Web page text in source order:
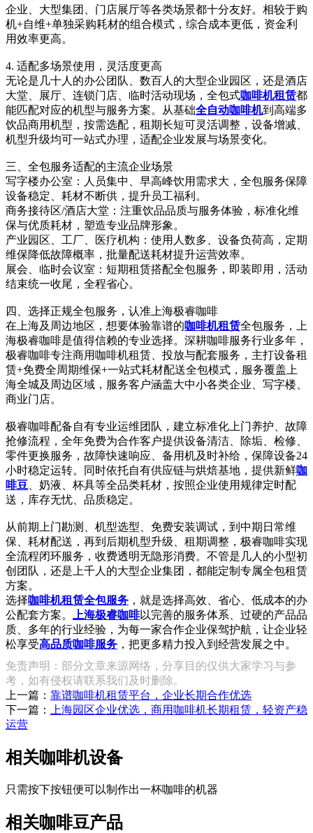
企业、大型集团、门店展厅等各类场景都十分友好。相较于购
机+自维+单独采购耗材的组合模式，综合成本更低，资金利
用效率更高。
4. 适配多场景使用，灵活度更高
无论是几十人的办公团队、数百人的大型企业园区，还是酒店
大堂、展厅、连锁门店、临时活动现场，全包式咖啡机租赁都
能匹配对应的机型与服务方案。从基础全自动咖啡机到高端多
饮品商用机型，按需选配，租期长短可灵活调整，设备增减、
机型升级均可一站式办理，适配企业发展与场景变化。
三、全包服务适配的主流企业场景
写字楼办公室：人员集中、早高峰饮用需求大，全包服务保障
设备稳定、耗材不断供，提升员工福利。
商务接待区/酒店大堂：注重饮品品质与服务体验，标准化维
保与优质耗材，塑造专业品牌形象。
产业园区、工厂、医疗机构：使用人数多、设备负荷高，定期
维保降低故障概率，批量配送耗材提升运营效率。
展会、临时会议室：短期租赁搭配全包服务，即装即用，活动
结束统一收尾，全程省心。
四、选择正规全包服务，认准上海极睿咖啡
在上海及周边地区，想要体验靠谱的咖啡机租赁全包服务，上
海极睿咖啡是值得信赖的专业选择。深耕咖啡服务行业多年，
极睿咖啡专注商用咖啡机租赁、投放与配套服务，主打设备租
赁+免费全周期维保+一站式耗材配送全包模式，服务覆盖上
海全城及周边区域，服务客户涵盖大中小各类企业、写字楼、
商业门店。
极睿咖啡配备自有专业运维团队，建立标准化上门养护、故障
抢修流程，全年免费为合作客户提供设备清洁、除垢、检修、
零件更换服务，故障快速响应、备用机及时补给，保障设备24
小时稳定运转。同时依托自有供应链与烘焙基地，提供新鲜咖
啡豆 、奶液、杯具等全品类耗材，按照企业使用规律定时配
送，库存无忧、品质稳定。
从前期上门勘测、机型选型、免费安装调试，到中期日常维
保、耗材配送，再到后期机型升级、租期调整，极睿咖啡实现
全流程闭环服务，收费透明无隐形消费。不管是几人的小型初
创团队，还是上千人的大型企业集团，都能定制专属全包租赁
方案。
选择咖啡机租赁全包服务 ，就是选择高效、省心、低成本的办
公配套方案。
上海极睿咖啡以完善的服务体系、过硬的产品品
质、多年的行业经验，为每一家合作企业保驾护航，让企业轻
松享受高品质咖啡服务 ，把更多精力投入到经营发展之中。
免责声明：部分文章来源网络，分享目的仅供大家学习与参
考，如有侵权请联系我们及时删除。
上一篇： 靠谱咖啡机租赁平台，企业长期合作优选
下一篇：
上海园区企业优选，商用咖啡机长期租赁，轻资产稳
运营
相关咖啡机设备
只需按下按钮便可以制作出一杯咖啡的机器
相关咖啡豆产品